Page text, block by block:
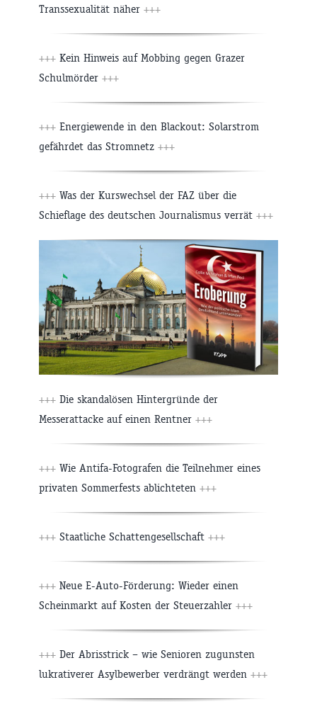
Transsexualität näher +++
+++ Kein Hinweis auf Mobbing gegen Grazer
Schulmörder +++
+++ Energiewende in den Blackout: Solarstrom
gefährdet das Stromnetz +++
+++ Was der Kurswechsel der FAZ über die
Schieflage des deutschen Journalismus verrät +++
+++ Die skandalösen Hintergründe der
Messerattacke auf einen Rentner +++
+++ Wie Antifa-Fotografen die Teilnehmer eines
privaten Sommerfests ablichteten +++
+++ Staatliche Schattengesellschaft +++
+++ Neue E-Auto-Förderung: Wieder einen
Scheinmarkt auf Kosten der Steuerzahler +++
+++ Der Abrisstrick – wie Senioren zugunsten
lukrativerer Asylbewerber verdrängt werden +++